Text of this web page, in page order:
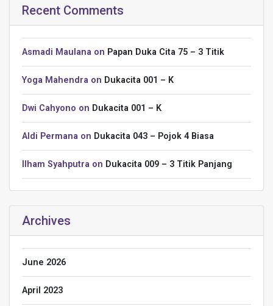
Recent Comments
Asmadi Maulana on Papan Duka Cita 75 – 3 Titik
Yoga Mahendra on Dukacita 001 – K
Dwi Cahyono on Dukacita 001 – K
Aldi Permana on Dukacita 043 – Pojok 4 Biasa
Ilham Syahputra on Dukacita 009 – 3 Titik Panjang
Archives
June 2026
April 2023